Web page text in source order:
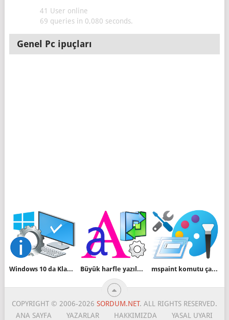
41 User online
69 queries in 0,080 seconds.
Genel Pc ipuçları
Windows 10 da Klasik Sistem Özellikleri penceresi Büyük harfle yazılmış bir yazıyı küçük harfe çevirelim mspaint komutu çalıştır kutusundan çalışmıyor
COPYRIGHT © 2006-2026 SORDUM.NET. ALL RIGHTS RESERVED.
ANA SAYFA
YAZARLAR HAKKIMIZDA YASAL UYARI